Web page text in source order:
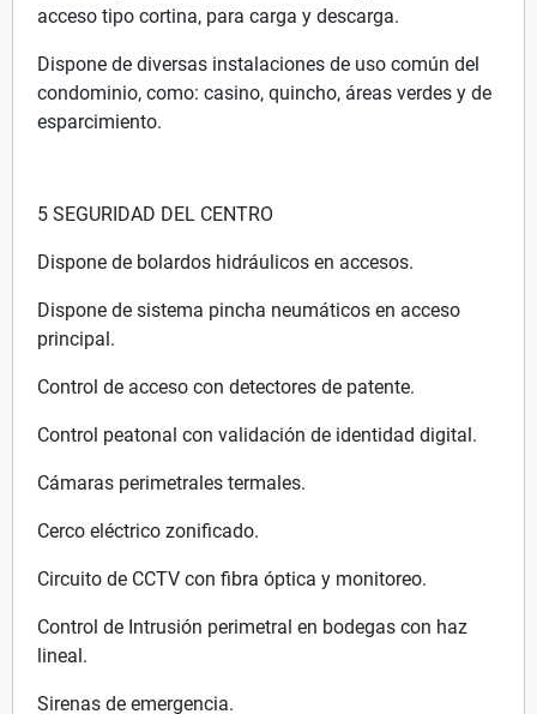
acceso tipo cortina, para carga y descarga.
Dispone de diversas instalaciones de uso común del
condominio, como: casino, quincho, áreas verdes y de
esparcimiento.
5 SEGURIDAD DEL CENTRO
Dispone de bolardos hidráulicos en accesos.
Dispone de sistema pincha neumáticos en acceso
principal.
Control de acceso con detectores de patente.
Control peatonal con validación de identidad digital.
Cámaras perimetrales termales.
Cerco eléctrico zonificado.
Circuito de CCTV con fibra óptica y monitoreo.
Control de Intrusión perimetral en bodegas con haz
lineal.
Sirenas de emergencia.